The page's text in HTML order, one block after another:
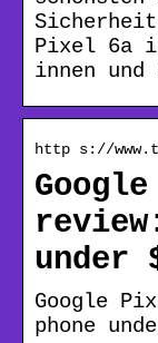
Sicherheit
Pixel 6a
innen und
http s://
under
Google
phone